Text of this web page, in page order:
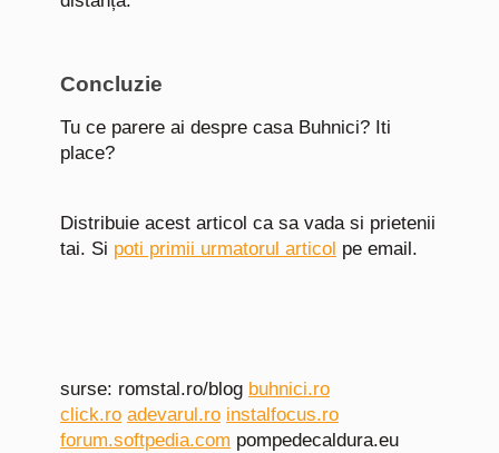
Concluzie
Tu ce parere ai despre casa Buhnici? Iti
place?
Distribuie acest articol ca sa vada si prietenii
tai. Si poti primii urmatorul articol pe email.
surse: romstal.ro/blog buhnici.ro
click.ro adevarul.ro instalfocus.ro
forum.softpedia.com pompedecaldura.eu